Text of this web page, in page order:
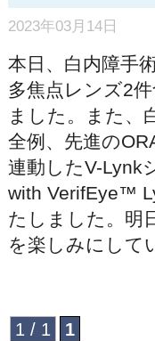
2023年03月14日
本日、白内障手
多焦点レンズ2
ました。また、
全例、先進の
連動したV-Lynk
with VerifEye™
たしました。明
を楽しみにして
1 / 1 1